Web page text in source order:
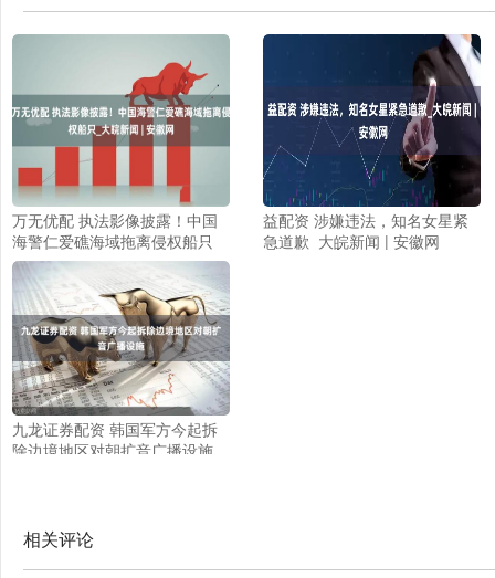
万无优配 执法影像披露！中国
海警仁爱礁海域拖离侵权船只_
大皖新闻 | 安徽网
益配资 涉嫌违法，知名女星紧
急道歉_大皖新闻 | 安徽网
九龙证券配资 韩国军方今起拆
除边境地区对朝扩音广播设施
相关评论